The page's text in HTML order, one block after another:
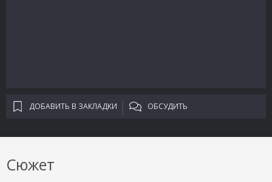
ДОБАВИТЬ В ЗАКЛАДКИ ОБСУДИТЬ
Сюжет